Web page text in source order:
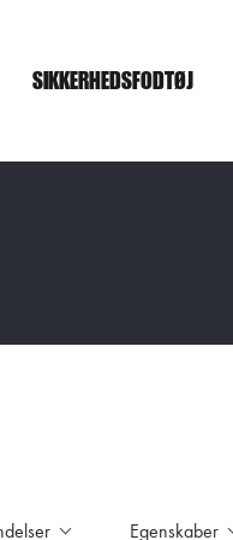
SIKKERHEDSFODTØJ
Egenskaber